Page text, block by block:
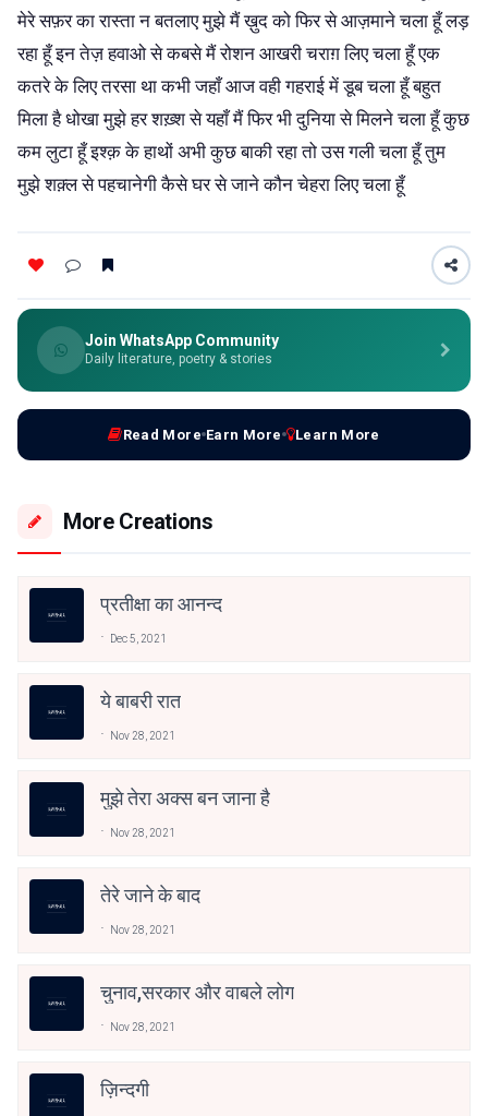
मेरे सफ़र का रास्ता न बतलाए मुझे मैं ख़ुद को फिर से आज़माने चला हूँ लड़
रहा हूँ इन तेज़ हवाओ से कबसे मैं रोशन आखरी चराग़ लिए चला हूँ एक
कतरे के लिए तरसा था कभी जहाँ आज वही गहराई में डूब चला हूँ बहुत
मिला है धोखा मुझे हर शख़्श से यहाँ मैं फिर भी दुनिया से मिलने चला हूँ कुछ
कम लुटा हूँ इश्क़ के हाथों अभी कुछ बाकी रहा तो उस गली चला हूँ तुम
मुझे शक़्ल से पहचानेगी कैसे घर से जाने कौन चेहरा लिए चला हूँ
Join WhatsApp Community
Daily literature, poetry & stories
Read More Earn More Learn More
More Creations
प्रतीक्षा का आनन्द
Dec 5, 2021
ये बाबरी रात
Nov 28, 2021
मुझे तेरा अक्स बन जाना है
Nov 28, 2021
तेरे जाने के बाद
Nov 28, 2021
चुनाव,सरकार और वाबले लोग
Nov 28, 2021
ज़िन्दगी